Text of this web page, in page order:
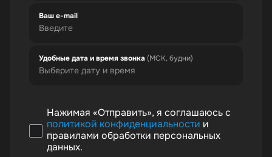
Ваш e-mail
Удобные дата и время звонка(МСК, будни)
Нажимая «Отправить», я соглашаюсь с
политикой конфиденциальности и
правилами обработки персональных
данных.